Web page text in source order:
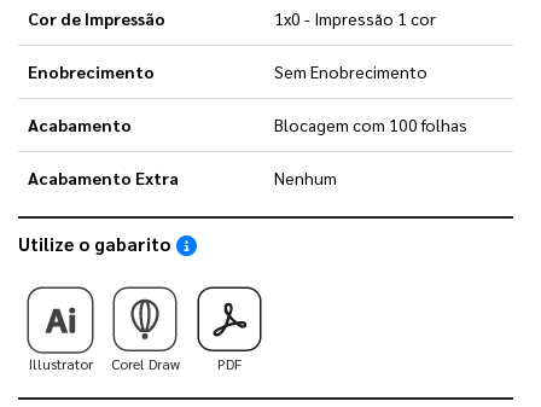
Cor de Impressão 1x0 - Impressão 1 cor
Enobrecimento Sem Enobrecimento
Acabamento Blocagem com 100 folhas
Acabamento Extra Nenhum
Utilize o gabarito Saiba como utilizar os nossos gabaritos
Illustrator Corel Draw PDF